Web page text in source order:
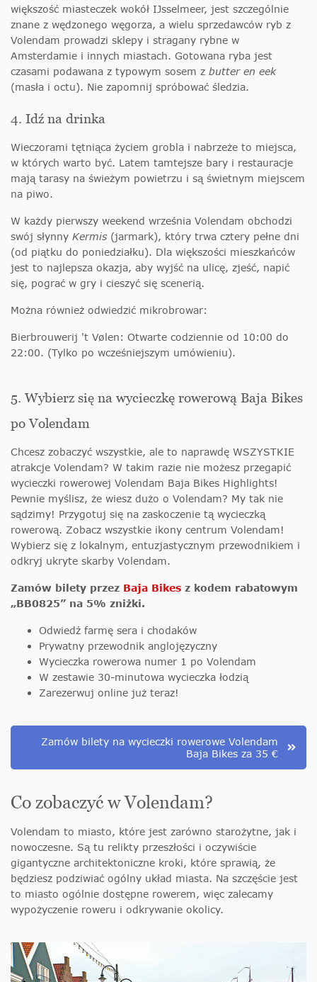
większość miasteczek wokół IJsselmeer, jest szczególnie
znane z wędzonego węgorza, a wielu sprzedawców ryb z
Volendam prowadzi sklepy i stragany rybne w
Amsterdamie i innych miastach. Gotowana ryba jest
czasami podawana z typowym sosem z butter en eek
(masła i octu). Nie zapomnij spróbować śledzia.
4. Idź na drinka
Wieczorami tętniąca życiem grobla i nabrzeże to miejsca,
w których warto być. Latem tamtejsze bary i restauracje
mają tarasy na świeżym powietrzu i są świetnym miejscem
na piwo.
W każdy pierwszy weekend września Volendam obchodzi
swój słynny Kermis (jarmark), który trwa cztery pełne dni
(od piątku do poniedziałku). Dla większości mieszkańców
jest to najlepsza okazja, aby wyjść na ulicę, zjeść, napić
się, pograć w gry i cieszyć się scenerią.
Można również odwiedzić mikrobrowar:
Bierbrouwerij 't Vølen: Otwarte codziennie od 10:00 do
22:00. (Tylko po wcześniejszym umówieniu).
5. Wybierz się na wycieczkę rowerową Baja Bikes
po Volendam
Chcesz zobaczyć wszystkie, ale to naprawdę WSZYSTKIE
atrakcje Volendam? W takim razie nie możesz przegapić
wycieczki rowerowej Volendam Baja Bikes Highlights!
Pewnie myślisz, że wiesz dużo o Volendam? My tak nie
sądzimy! Przygotuj się na zaskoczenie tą wycieczką
rowerową. Zobacz wszystkie ikony centrum Volendam!
Wybierz się z lokalnym, entuzjastycznym przewodnikiem i
odkryj ukryte skarby Volendam.
Zamów bilety przez Baja Bikes z kodem rabatowym
„BB0825” na 5% zniżki.
Odwiedź farmę sera i chodaków
Prywatny przewodnik anglojęzyczny
Wycieczka rowerowa numer 1 po Volendam
W zestawie 30-minutowa wycieczka łodzią
Zarezerwuj online już teraz!
Zamów bilety na wycieczki rowerowe Volendam
Baja Bikes za 35 €
Co zobaczyć w Volendam?
Volendam to miasto, które jest zarówno starożytne, jak i
nowoczesne. Są tu relikty przeszłości i oczywiście
gigantyczne architektoniczne kroki, które sprawią, że
będziesz podziwiać ogólny układ miasta. Na szczęście jest
to miasto ogólnie dostępne rowerem, więc zalecamy
wypożyczenie roweru i odkrywanie okolicy.